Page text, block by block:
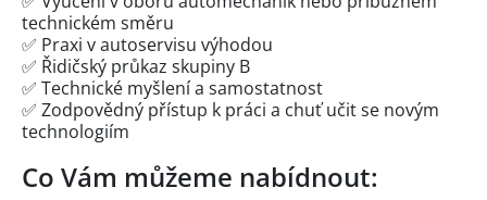
technickém směru
✅ Praxi v autoservisu výhodou
✅ Řidičský průkaz skupiny B
✅ Technické myšlení a samostatnost
✅ Zodpovědný přístup k práci a chuť učit se novým
technologiím
Co Vám můžeme nabídnout: